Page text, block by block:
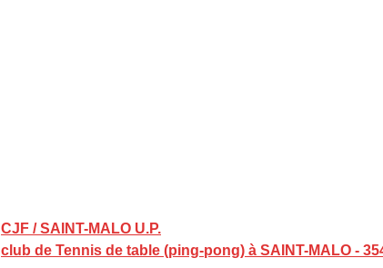
CJF / SAINT-MALO U.P.
club de Tennis de table (ping-pong) à SAINT-MALO -